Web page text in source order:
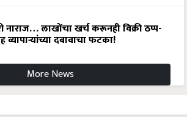
लाखोंचा खर्च करूनही विक्री ठप्प-
व्यापाऱ्यांच्या दबावाचा फटका!
More News